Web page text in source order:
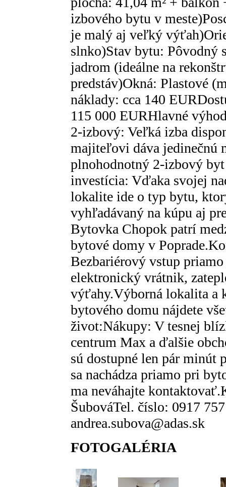
izbového bytu v
je malý aj veľký
slnko)Stav bytu: Pôvodný
jadrom (ideálne na
predstáv)Okná: Plastové
náklady: cca 140
115 000 EURHlavné
2-izbový: Veľká izba
majiteľovi dáva jedinečnú
plnohodnotný 2-izbový
investícia: Vďaka svojej
lokalite ide o typ bytu,
vyhľadávaný na kúpu aj
Bytovka Chopok patrí
bytové domy v
Bezbariérový vstup
elektronický vrátnik,
výťahy.Výborná lokalita a
bytového domu nájdete
život:Nákupy: V tesnej
centrum Max a ďalšie
sú dostupné len pár minút
sa nachádza priamo pri
ma neváhajte
ŠubováTel. číslo: 0917
andrea.subova@adas.sk
FOTOGALÉRIA